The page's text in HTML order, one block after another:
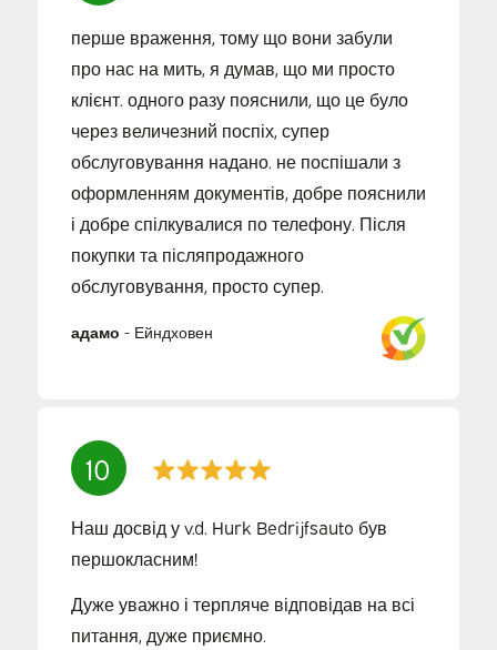
перше враження, тому що вони забули
про нас на мить, я думав, що ми просто
клієнт. одного разу пояснили, що це було
через величезний поспіх, супер
обслуговування надано. не поспішали з
оформленням документів, добре пояснили
і добре спілкувалися по телефону. Після
покупки та післяпродажного
обслуговування, просто супер.
адамо - Ейндховен
10
Наш досвід у v.d. Hurk Bedrijfsauto був
першокласним!
Дуже уважно і терпляче відповідав на всі
питання, дуже приємно.